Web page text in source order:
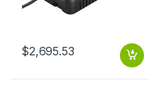
$2,695.53